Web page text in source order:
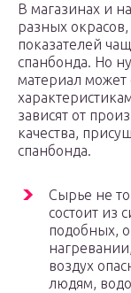
В магазинах и
разных
показателей
спанбонда. Но
материал может
зависят от
качества,
спанбонда.
Сырье не
состоит из
подобных,
воздух
людям,